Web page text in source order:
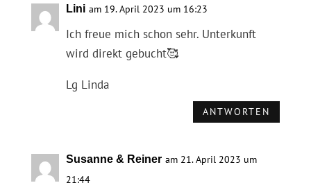
Lini am 19. April 2023 um 16:23
Ich freue mich schon sehr. Unterkunft
wird direkt gebucht🥰
Lg Linda
ANTWORTEN
Susanne & Reiner am 21. April 2023 um
21:44